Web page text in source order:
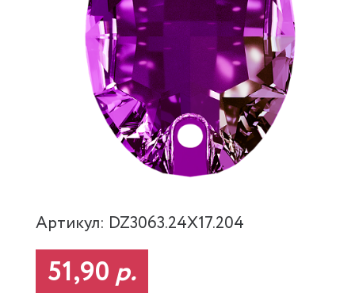
Артикул: DZ3063.24X17.204
51,90р.